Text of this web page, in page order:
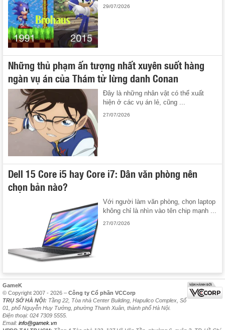
29/07/2026
Những thủ phạm ấn tượng nhất xuyên suốt hàng
ngàn vụ án của Thám tử lừng danh Conan
Đây là những nhân vật có thể xuất
hiện ở các vụ án lẻ, cũng ...
27/07/2026
Dell 15 Core i5 hay Core i7: Dân văn phòng nên
chọn bản nào?
Với người làm văn phòng, chọn laptop
không chỉ là nhìn vào tên chip mạnh ...
27/07/2026
GameK
© Copyright 2007 - 2026 – Công ty Cổ phần VCCorp
TRỤ SỞ HÀ NỘI: Tầng 22, Tòa nhà Center Building, Hapulico Complex, Số
01, phố Nguyễn Huy Tưởng, phường Thanh Xuân, thành phố Hà Nội.
Điện thoại: 024 7309 5555.
Email: info@gamek.vn